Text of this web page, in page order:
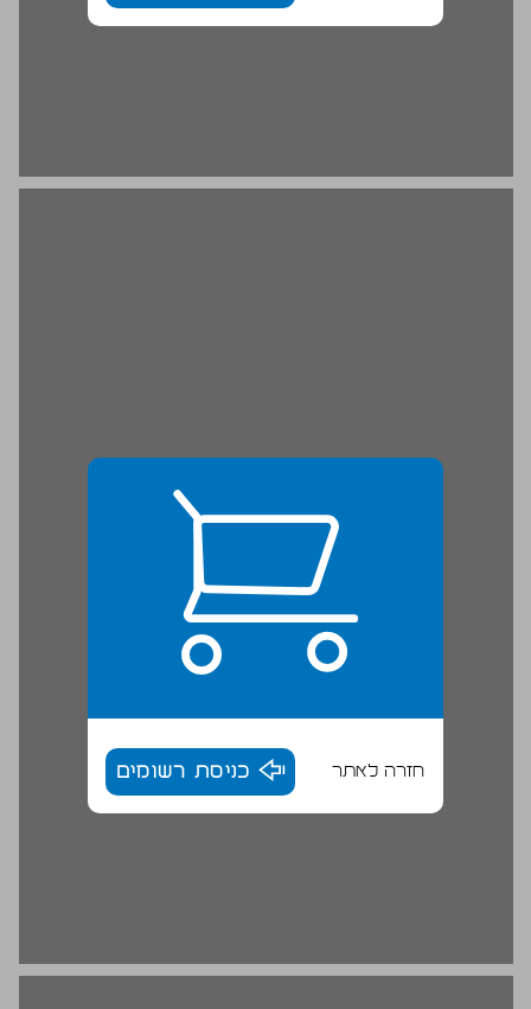
חזרה לאתר כניסת רשומים
2. הדאיזם האנגלי ... 18